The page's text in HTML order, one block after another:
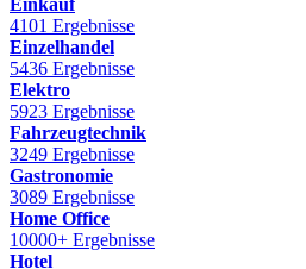
Einkauf
4101 Ergebnisse
Einzelhandel
5436 Ergebnisse
Elektro
5923 Ergebnisse
Fahrzeugtechnik
3249 Ergebnisse
Gastronomie
3089 Ergebnisse
Home Office
10000+ Ergebnisse
Hotel